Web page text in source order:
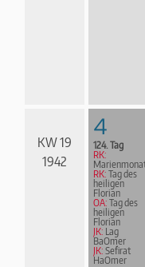
KW 19
1942
4
124. Tag
RK:
RK: Tag des
heiligen
Florian
OA: Tag des
heiligen
Florian
JK: Lag
BaOmer
JK: Sefirat
HaOmer